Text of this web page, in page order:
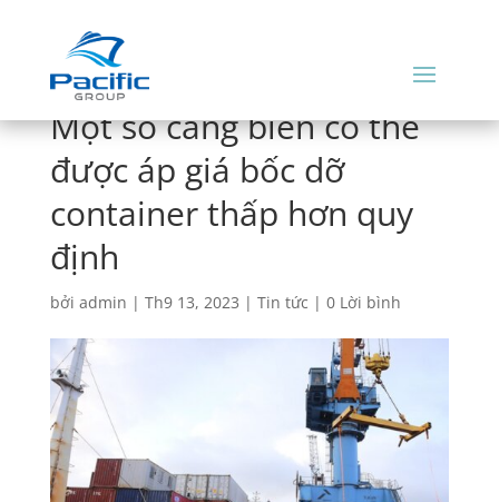
Một số cảng biển có thể
được áp giá bốc dỡ
container thấp hơn quy
định
bởi admin | Th9 13, 2023 | Tin tức | 0 Lời bình